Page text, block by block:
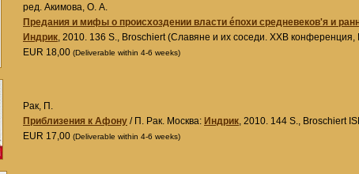
ред. Акимова, О. А.
Предания и мифы о происхоздении власти éпохи средневеков'я и
Индрик , 2010. 136 S., Broschiert (Славяне и их соседи. XXВ
EUR 18,00 (Deliverable within 4-6 weeks)
Рак, П.
Приблизения к Афону / П. Рак. Москва: Индрик , 2010. 144 S., Broschiert
EUR 17,00 (Deliverable within 4-6 weeks)